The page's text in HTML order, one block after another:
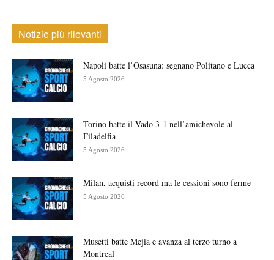
Notizie più rilevanti
Napoli batte l’Osasuna: segnano Politano e Lucca
5 Agosto 2026
Torino batte il Vado 3-1 nell’amichevole al
Filadelfia
5 Agosto 2026
Milan, acquisti record ma le cessioni sono ferme
5 Agosto 2026
Musetti batte Mejia e avanza al terzo turno a
Montreal